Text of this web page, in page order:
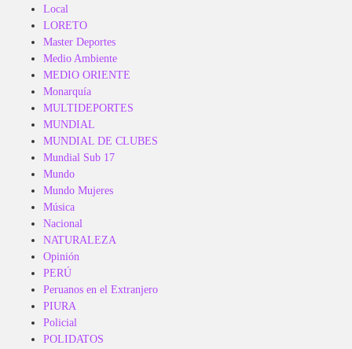
Local
LORETO
Master Deportes
Medio Ambiente
MEDIO ORIENTE
Monarquía
MULTIDEPORTES
MUNDIAL
MUNDIAL DE CLUBES
Mundial Sub 17
Mundo
Mundo Mujeres
Música
Nacional
NATURALEZA
Opinión
PERÚ
Peruanos en el Extranjero
PIURA
Policial
POLIDATOS